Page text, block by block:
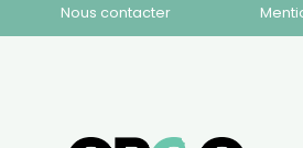
Nous contacter